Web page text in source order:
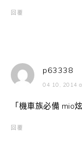
回覆
p63338
04 10, 2014
「機車族必備 mio
回覆